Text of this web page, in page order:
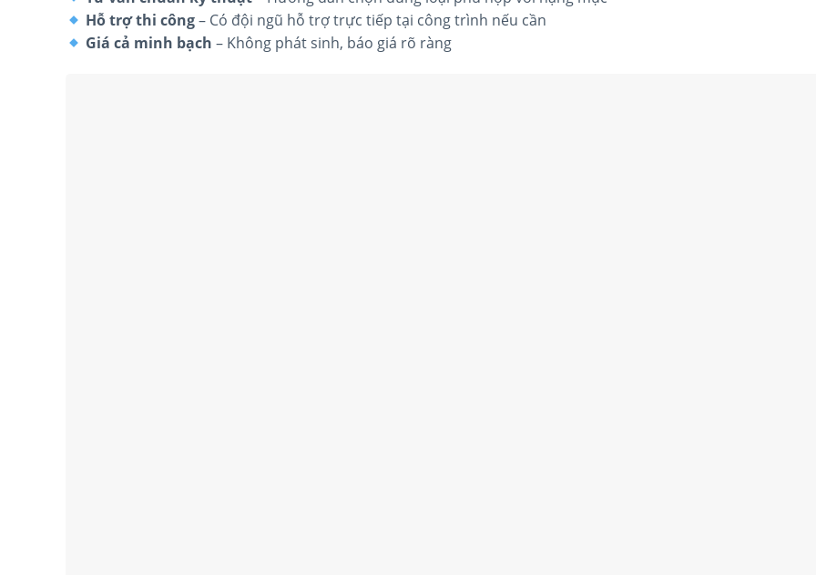
Hỗ trợ thi công– Có đội ngũ hỗ trợ trực tiếp tại công trình nếu cần
Giá cả minh bạch – Không phát sinh, báo giá rõ ràng